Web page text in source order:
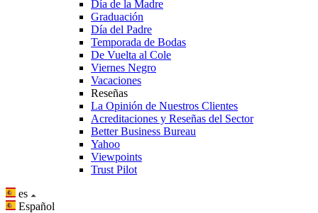
Día de la Madre
Graduación
Día del Padre
Temporada de Bodas
De Vuelta al Cole
Viernes Negro
Vacaciones
Reseñas
La Opinión de Nuestros Clientes
Acreditaciones y Reseñas del Sector
Better Business Bureau
Yahoo
Viewpoints
Trust Pilot
es
Español